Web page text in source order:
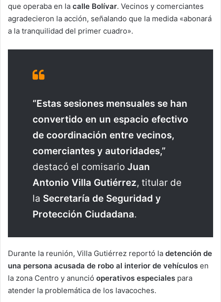
que operaba en la calle Bolívar. Vecinos y comerciantes
agradecieron la acción, señalando que la medida «abonará
a la tranquilidad del primer cuadro».
“Estas sesiones mensuales se han
convertido en un espacio efectivo
de coordinación entre vecinos,
comerciantes y autoridades,”
destacó el comisario Juan
Antonio Villa Gutiérrez, titular de
la Secretaría de Seguridad y
Protección Ciudadana.
Durante la reunión, Villa Gutiérrez reportó la detención de
una persona acusada de robo al interior de vehículos en
la zona Centro y anunció operativos especiales para
atender la problemática de los lavacoches.